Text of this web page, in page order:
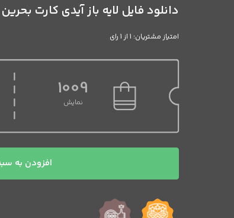
دانلود فایل لایه باز آیدی کارت بحرین
امتیاز مشتریان: 1 از 1 رای
1009
نمایش
لایه
آیدی
افزودن به